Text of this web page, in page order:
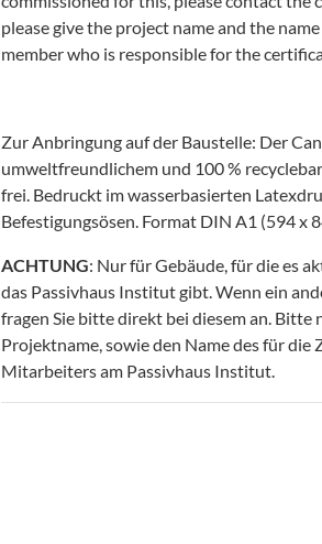
please give the project name and the
member who is responsible for the
Zur Anbringung auf der Baustelle: Der
umweltfreundlichem und 100 %
frei. Bedruckt im wasserbasierten
Befestigungsösen. Format DIN A1 (594 x
ACHTUNG: Nur für Gebäude, für die es
das Passivhaus Institut gibt. Wenn ein
fragen Sie bitte direkt bei diesem an. Bitte
Projektname, sowie den Name des für
Mitarbeiters am Passivhaus Institut.